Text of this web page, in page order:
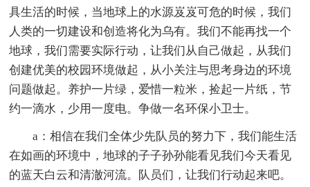
具生活的时候，当地球上的水源岌岌可危的时候，我们
人类的一切建设和创造将化为乌有。我们不能再找一个
地球，我们需要实际行动，让我们从自己做起，从我们
创建优美的校园环境做起，从小关注与思考身边的环境
问题做起。养护一片绿，爱惜一粒米，捡起一片纸，节
约一滴水，少用一度电。争做一名环保小卫士。
a：相信在我们全体少先队员的努力下，我们能生活
在如画的环境中，地球的子子孙孙能看见我们今天看见
的蓝天白云和清澈河流。队员们，让我们行动起来吧。